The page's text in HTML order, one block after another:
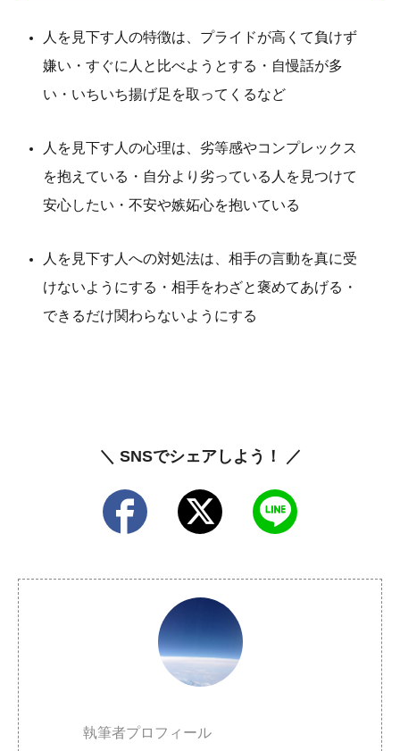
人を見下す人の特徴は、プライドが高くて負けず
嫌い・すぐに人と比べようとする・自慢話が多
い・いちいち揚げ足を取ってくるなど
人を見下す人の心理は、劣等感やコンプレックス
を抱えている・自分より劣っている人を見つけて
安心したい・不安や嫉妬心を抱いている
人を見下す人への対処法は、相手の言動を真に受
けないようにする・相手をわざと褒めてあげる・
できるだけ関わらないようにする
＼ SNSでシェアしよう！ ／
執筆者プロフィール